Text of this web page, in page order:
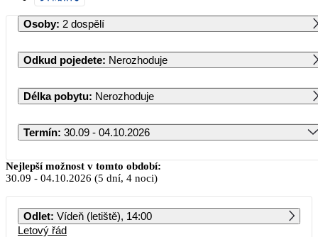
Osoby: 2 dospělí
Odkud pojedete: Nerozhoduje
Délka pobytu: Nerozhoduje
Termín: 30.09 - 04.10.2026
Září 2026
PO ÚT ST ČT PÁ SO NE
Nejlepší možnost v tomto období:
30.09 - 04.10.2026 (5 dní, 4 noci)
Odlet: Vídeň (letiště), 14:00
Letový řád